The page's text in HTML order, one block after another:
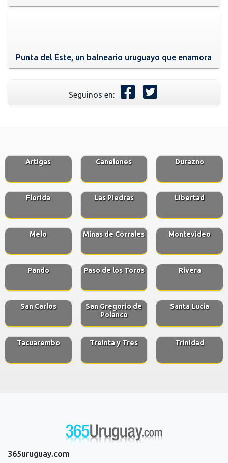
Punta del Este, un balneario uruguayo que enamora
Seguinos en:
Artigas Canelones Durazno
Florida Las Piedras Libertad
Melo Minas de Corrales Montevideo
Pando Paso de los Toros Rivera
San Carlos
San Gregorio de
Polanco
Santa Lucia
Tacuarembo Treinta y Tres Trinidad
365uruguay.com